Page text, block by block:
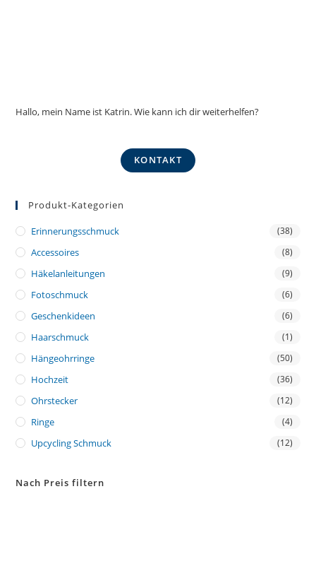
Hallo, mein Name ist Katrin. Wie kann ich dir weiterhelfen?
KONTAKT
Produkt-Kategorien
Erinnerungsschmuck (38)
Accessoires (8)
Häkelanleitungen (9)
Fotoschmuck (6)
Geschenkideen (6)
Haarschmuck (1)
Hängeohrringe (50)
Hochzeit (36)
Ohrstecker (12)
Ringe (4)
Upcycling Schmuck (12)
Nach Preis filtern